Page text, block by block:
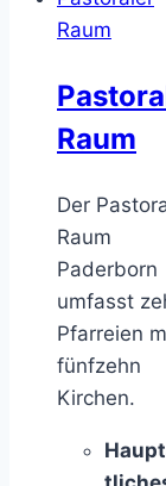
Raum
Raum
Der
Raum
Paderborn
umfasst
Pfarreien
fünfzehn
Kirchen.